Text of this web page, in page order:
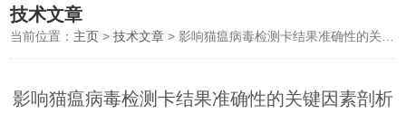
技术文章
当前位置： 主页 >技术文章 > 影响猫瘟病毒检测卡结果准确性的关键因素剖析
影响猫瘟病毒检测卡结果准确性的关键因素剖析